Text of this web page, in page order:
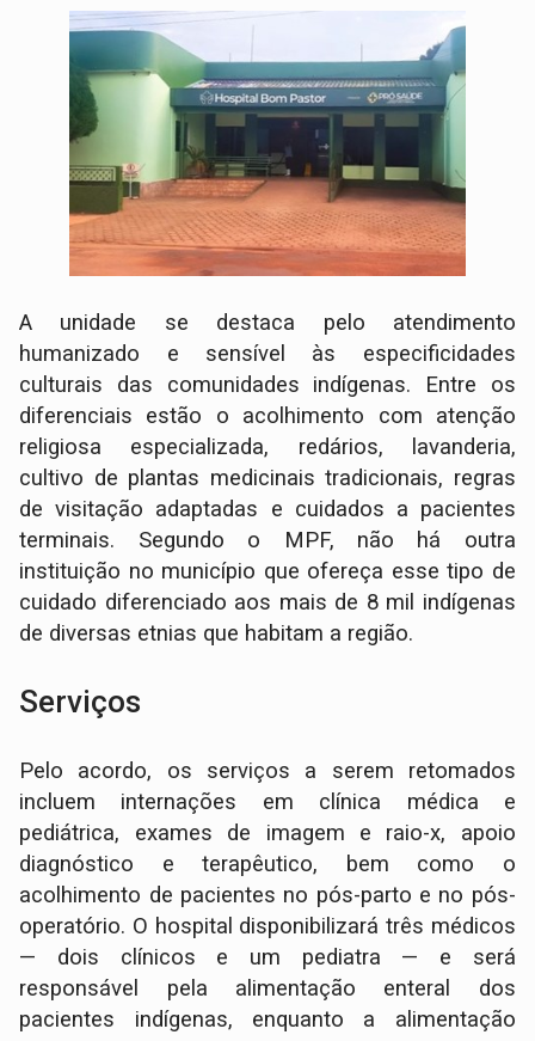
A unidade se destaca pelo atendimento
humanizado e sensível às especificidades
culturais das comunidades indígenas. Entre os
diferenciais estão o acolhimento com atenção
religiosa especializada, redários, lavanderia,
cultivo de plantas medicinais tradicionais, regras
de visitação adaptadas e cuidados a pacientes
terminais. Segundo o MPF, não há outra
instituição no município que ofereça esse tipo de
cuidado diferenciado aos mais de 8 mil indígenas
de diversas etnias que habitam a região.
Serviços
Pelo acordo, os serviços a serem retomados
incluem internações em clínica médica e
pediátrica, exames de imagem e raio-x, apoio
diagnóstico e terapêutico, bem como o
acolhimento de pacientes no pós-parto e no pós-
operatório. O hospital disponibilizará três médicos
— dois clínicos e um pediatra — e será
responsável pela alimentação enteral dos
pacientes indígenas, enquanto a alimentação